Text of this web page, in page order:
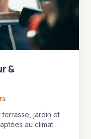
&
jardin et
au climat